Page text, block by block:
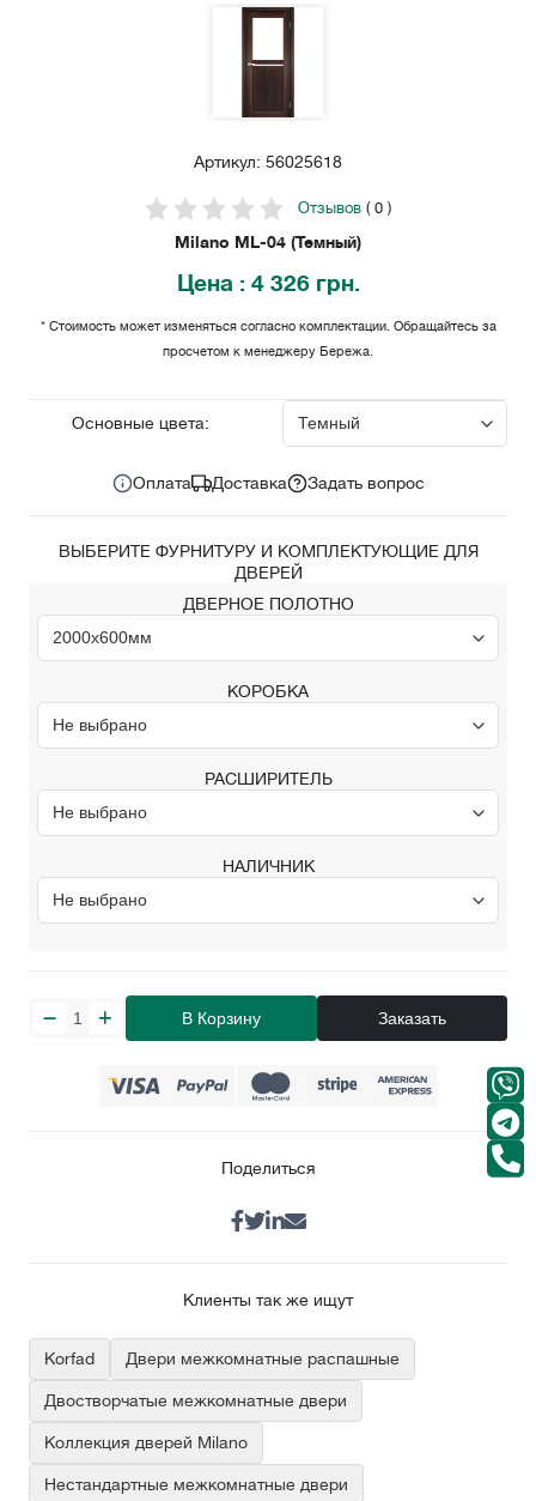
Артикул: 56025618
Отзывов ( 0 )
Milano ML-04 (Темный)
Цена : 4 326 грн.
* Стоимость может изменяться согласно комплектации. Обращайтесь за
просчетом к менеджеру Бережа.
Основные цвета:
Оплата Доставка Задать вопрос
ВЫБЕРИТЕ ФУРНИТУРУ И КОМПЛЕКТУЮЩИЕ ДЛЯ
ДВЕРЕЙ
ДВЕРНОЕ ПОЛОТНО
КОРОБКА
РАСШИРИТЕЛЬ
НАЛИЧНИК
В Корзину Заказать
Поделиться
Клиенты так же ищут
Korfad Двери межкомнатные распашные
Двостворчатые межкомнатные двери
Коллекция дверей Milano
Нестандартные межкомнатные двери